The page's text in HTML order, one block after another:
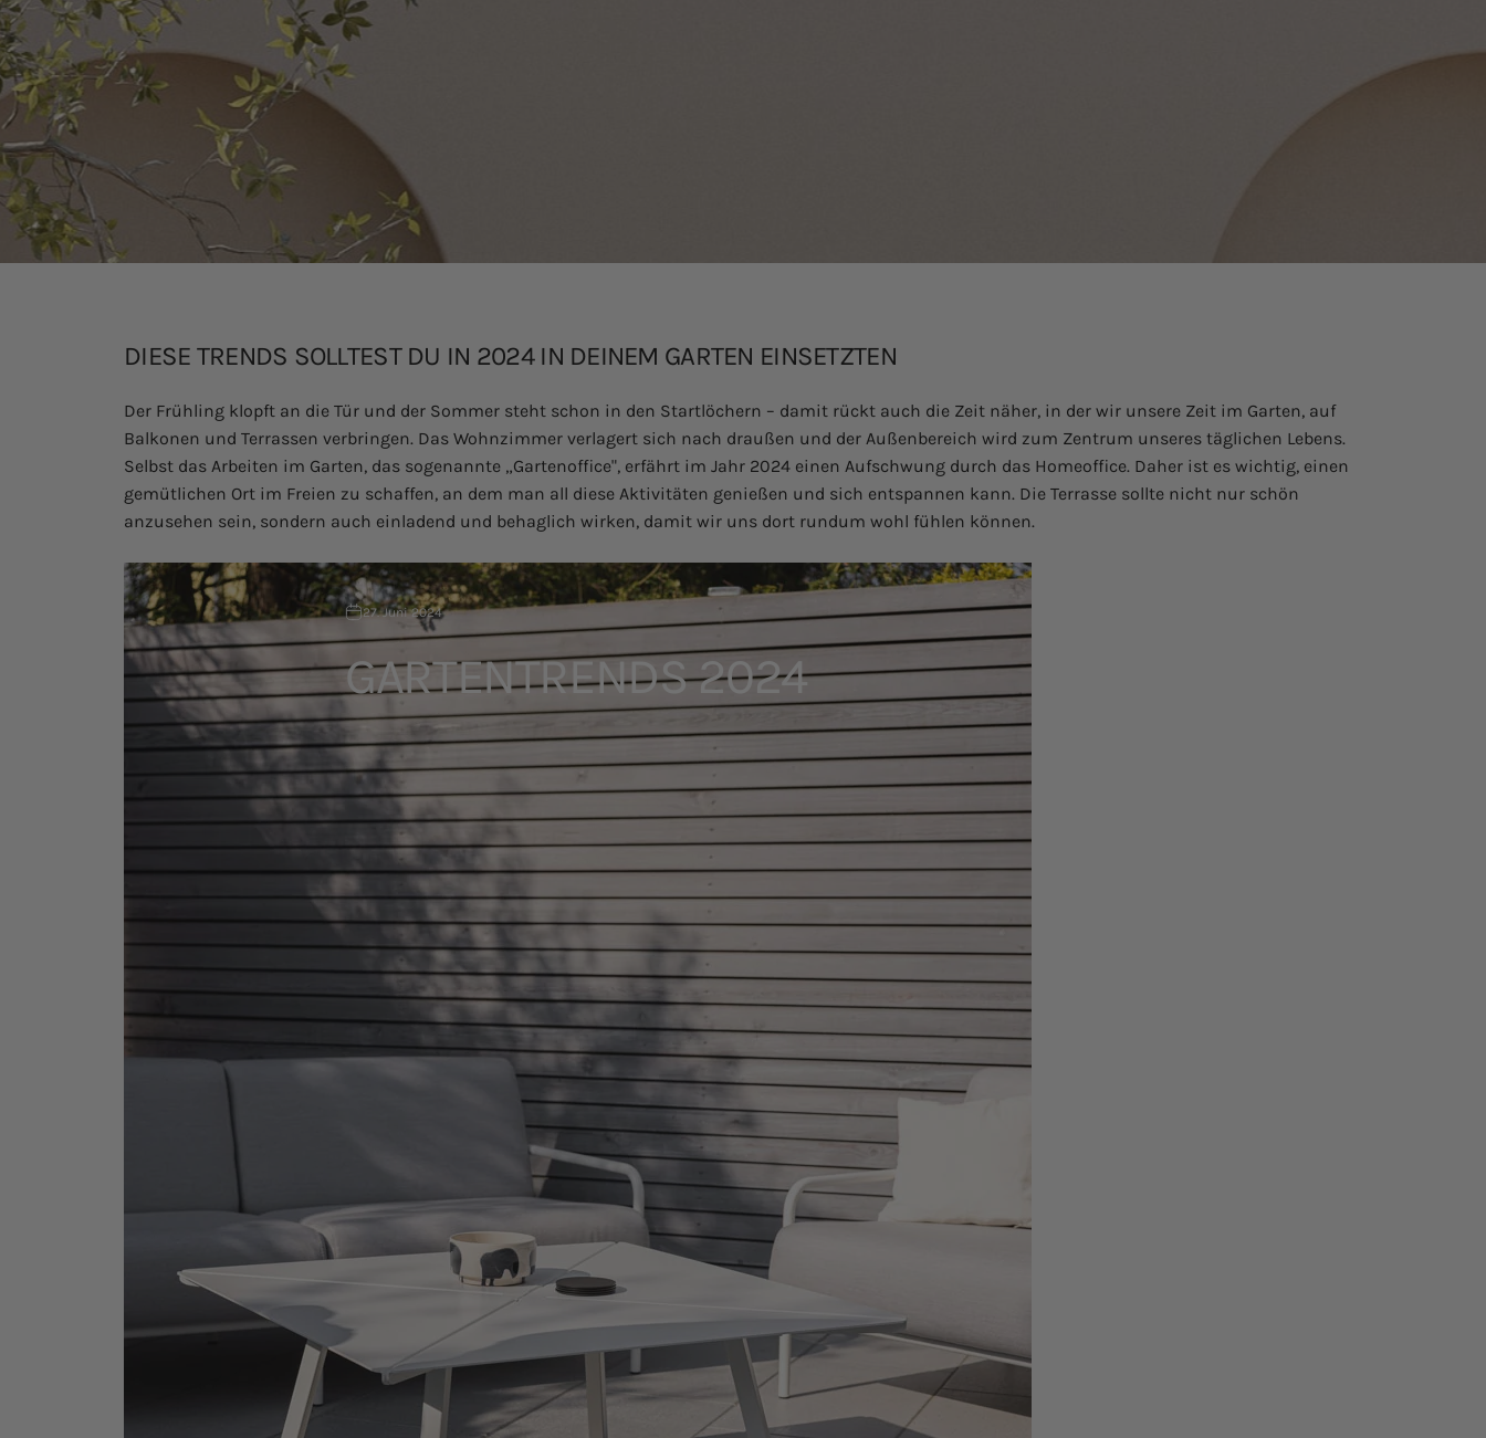
27. Juni 2024
GARTENTRENDS2024
DIESE TRENDS SOLLTEST DU IN 2024 IN DEINEM GARTEN EINSETZTEN
Der Frühling klopft an die Tür und der Sommer steht schon in den Startlöchern – damit rückt auch die Zeit näher, in der wir unsere Zeit im Garten, auf
Balkonen und Terrassen verbringen. Das Wohnzimmer verlagert sich nach draußen und der Außenbereich wird zum Zentrum unseres täglichen Lebens.
Selbst das Arbeiten im Garten, das sogenannte „Gartenoffice", erfährt im Jahr 2024 einen Aufschwung durch das Homeoffice. Daher ist es wichtig, einen
gemütlichen Ort im Freien zu schaffen, an dem man all diese Aktivitäten genießen und sich entspannen kann. Die Terrasse sollte nicht nur schön
anzusehen sein, sondern auch einladend und behaglich wirken, damit wir uns dort rundum wohl fühlen können.